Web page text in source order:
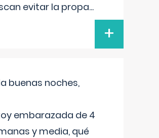
evitar la propa...
+
buenas noches,
embarazada de 4
y media, qué